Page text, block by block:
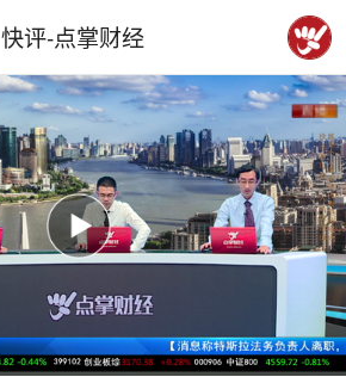
快评-点掌财经